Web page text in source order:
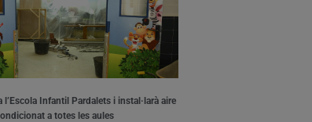
l’Escola Infantil Pardalets i instal·larà aire
a totes les aules